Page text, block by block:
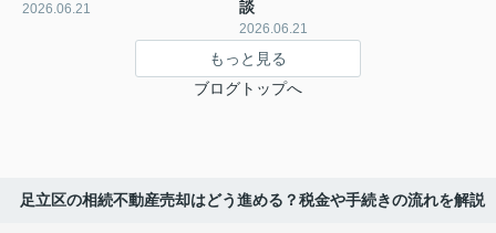
2026.06.21
談
2026.06.21
もっと見る
ブログトップへ
足立区の相続不動産売却はどう進める？税金や手続きの流れを解説